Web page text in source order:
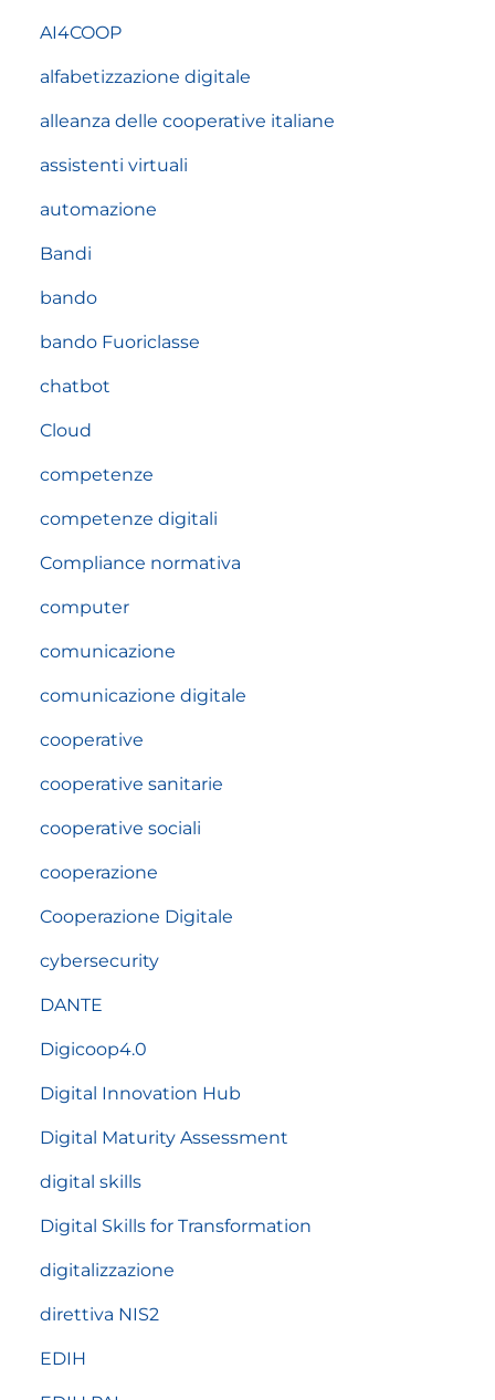
AI4COOP
alfabetizzazione digitale
alleanza delle cooperative italiane
assistenti virtuali
automazione
Bandi
bando
bando Fuoriclasse
chatbot
Cloud
competenze
competenze digitali
Compliance normativa
computer
comunicazione
comunicazione digitale
cooperative
cooperative sanitarie
cooperative sociali
cooperazione
Cooperazione Digitale
cybersecurity
DANTE
Digicoop4.0
Digital Innovation Hub
Digital Maturity Assessment
digital skills
Digital Skills for Transformation
digitalizzazione
direttiva NIS2
EDIH